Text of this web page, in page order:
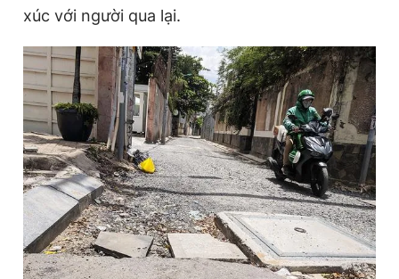
Thông tin tòa soạn
Đọc Thanh Niên trên điện thoại
Theo dõi báo trên
xúc với người qua lại.